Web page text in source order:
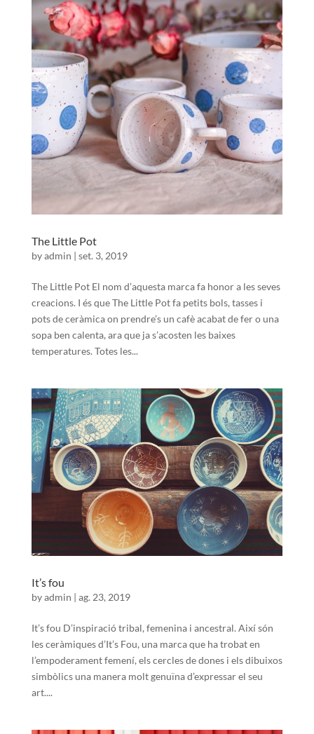
The Little Pot
byadmin | set. 3, 2019
The Little Pot El nom d’aquesta marca fa honor a les seves
creacions. I és que The Little Pot fa petits bols, tasses i
pots de ceràmica on prendre’s un cafè acabat de fer o una
sopa ben calenta, ara que ja s’acosten les baixes
temperatures. Totes les...
It’s fou
byadmin | ag. 23, 2019
It’s fou D’inspiració tribal, femenina i ancestral. Així són
les ceràmiques d’It’s Fou, una marca que ha trobat en
l’empoderament femení, els cercles de dones i els dibuixos
simbòlics una manera molt genuïna d’expressar el seu
art....